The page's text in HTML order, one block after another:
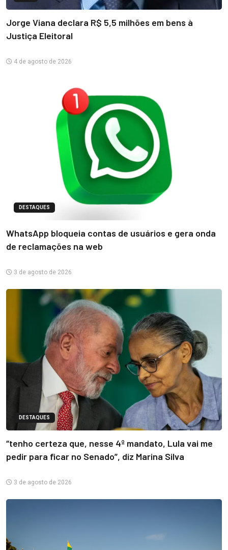
Jorge Viana declara R$ 5,5 milhões em bens à
Justiça Eleitoral
4 de agosto de 2026
DESTAQUES
WhatsApp bloqueia contas de usuários e gera onda
de reclamações na web
3 de agosto de 2026
DESTAQUES
“tenho certeza que, nesse 4º mandato, Lula vai me
pedir para ficar no Senado”, diz Marina Silva
3 de agosto de 2026